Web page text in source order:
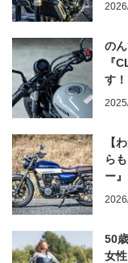
の
『
す！
【
ら
ー
う？
50
女